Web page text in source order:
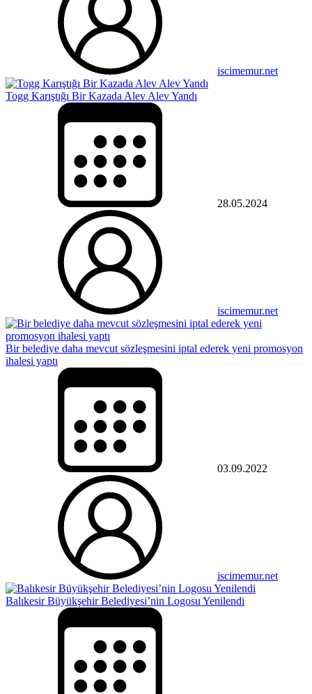
iscimemur.net
Togg Karıştığı Bir Kazada Alev Alev Yandı
28.05.2024
iscimemur.net
Bir belediye daha mevcut sözleşmesini iptal ederek yeni promosyon
ihalesi yaptı
03.09.2022
iscimemur.net
Balıkesir Büyükşehir Belediyesi’nin Logosu Yenilendi